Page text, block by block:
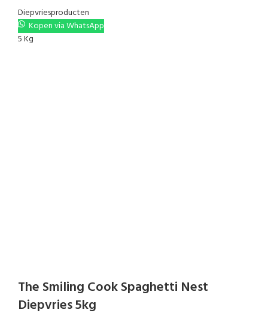
Diepvriesproducten
Kopen via WhatsApp
5 Kg
The Smiling Cook Spaghetti Nest
Diepvries 5kg